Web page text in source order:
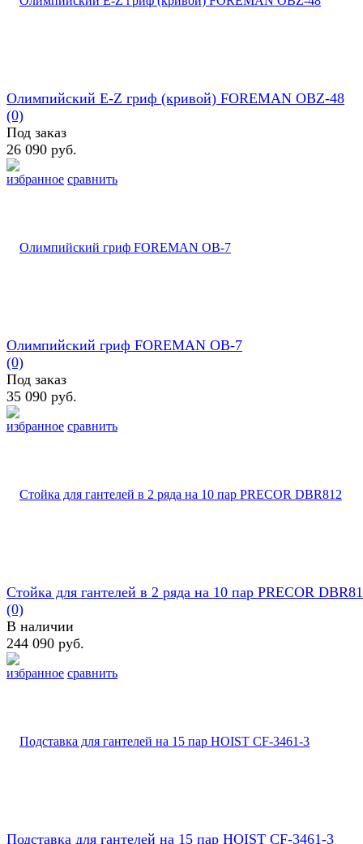
избранное сравнить
Oлимпийcкий E-Z гpиф (кривой) FOREMAN OBZ-48
(0)
Под заказ
26 090 руб.
избранное сравнить
Олимпийский гриф FOREMAN OB-7
(0)
Под заказ
35 090 руб.
избранное сравнить
Стойка для гантелей в 2 ряда на 10 пар PRECOR
(0)
В наличии
244 090 руб.
Подставка для гантелей на 15 пар HOIST CF-3461-3